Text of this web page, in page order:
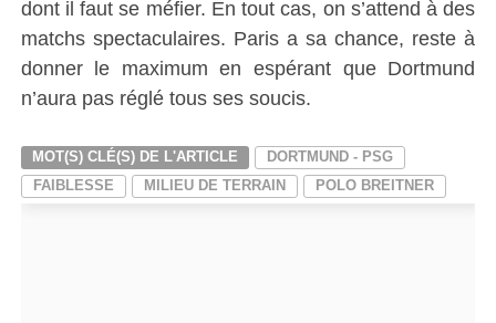
dont il faut se méfier. En tout cas, on s’attend à des
matchs spectaculaires. Paris a sa chance, reste à
donner le maximum en espérant que Dortmund
n’aura pas réglé tous ses soucis.
MOT(S) CLÉ(S) DE L'ARTICLE
DORTMUND - PSG
FAIBLESSE
MILIEU DE TERRAIN POLO BREITNER